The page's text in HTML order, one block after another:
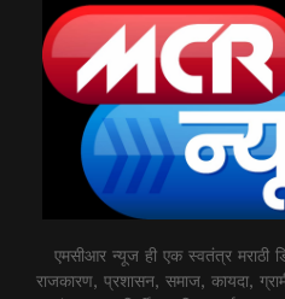
एमसीआर न्यूज ही एक स्वतंत्र मराठी
राजकारण, प्रशासन, समाज, कायदा,